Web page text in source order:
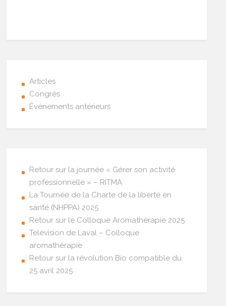
Articles
Congrès
Événements antérieurs
Retour sur la journée « Gérer son activité
professionnelle » – RITMA
La Tournée de la Charte de la liberté en
santé (NHPPA) 2025
Retour sur le Colloque Aromathérapie 2025
Télévision de Laval – Colloque
aromathérapie
Retour sur la révolution Bio compatible du
25 avril 2025